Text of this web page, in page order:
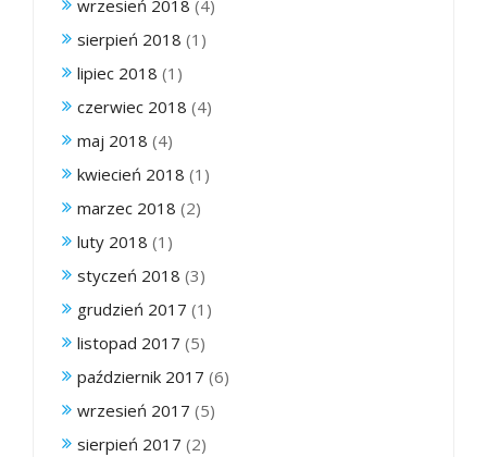
wrzesień 2018 (4)
sierpień 2018 (1)
lipiec 2018 (1)
czerwiec 2018 (4)
maj 2018 (4)
kwiecień 2018 (1)
marzec 2018 (2)
luty 2018 (1)
styczeń 2018 (3)
grudzień 2017 (1)
listopad 2017 (5)
październik 2017 (6)
wrzesień 2017 (5)
sierpień 2017 (2)